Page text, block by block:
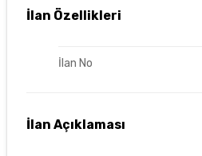
İlan Özellikleri
İlan No
İlan Açıklaması